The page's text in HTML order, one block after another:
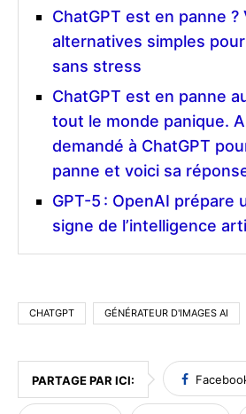
ChatGPT est en panne ?
alternatives simples
sans stress
ChatGPT est en panne
tout le monde panique.
demandé à ChatGPT
panne et voici sa
GPT-5 : OpenAI prépare
signe de l’intelligence
CHATGPT GÉNÉRATEUR D'IMAGES AI
PARTAGE PAR ICI: